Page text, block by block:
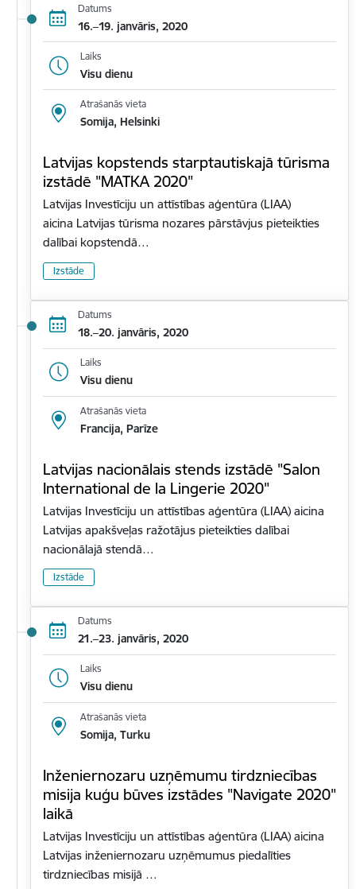
Datums
16.–19. janvāris, 2020
Laiks
Visu dienu
Atrašanās vieta
Somija, Helsinki
Latvijas kopstends starptautiskajā tūrisma
izstādē "MATKA 2020"
Latvijas Investīciju un attīstības aģentūra (LIAA)
aicina Latvijas tūrisma nozares pārstāvjus pieteikties
dalībai kopstendā…
Izstāde
Datums
18.–20. janvāris, 2020
Laiks
Visu dienu
Atrašanās vieta
Francija, Parīze
Latvijas nacionālais stends izstādē "Salon
International de la Lingerie 2020"
Latvijas Investīciju un attīstības aģentūra (LIAA) aicina
Latvijas apakšveļas ražotājus pieteikties dalībai
nacionālajā stendā…
Izstāde
Datums
21.–23. janvāris, 2020
Laiks
Visu dienu
Atrašanās vieta
Somija, Turku
Inženiernozaru uzņēmumu tirdzniecības
misija kuģu būves izstādes "Navigate 2020"
laikā
Latvijas Investīciju un attīstības aģentūra (LIAA) aicina
Latvijas inženiernozaru uzņēmumus piedalīties
tirdzniecības misijā …